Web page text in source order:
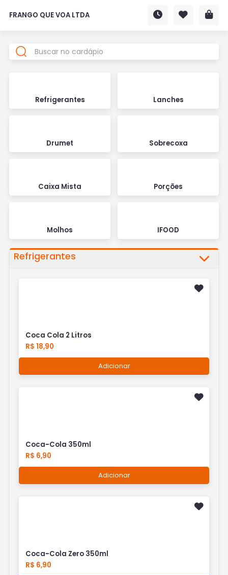
FRANGO QUE VOA LTDA
Refrigerantes Lanches
Drumet Sobrecoxa
Caixa Mista Porções
Molhos IFOOD
Refrigerantes
Coca Cola 2 Litros
R$ 18,90
Adicionar
Coca-Cola 350ml
R$ 6,90
Adicionar
Coca-Cola Zero 350ml
R$ 6,90